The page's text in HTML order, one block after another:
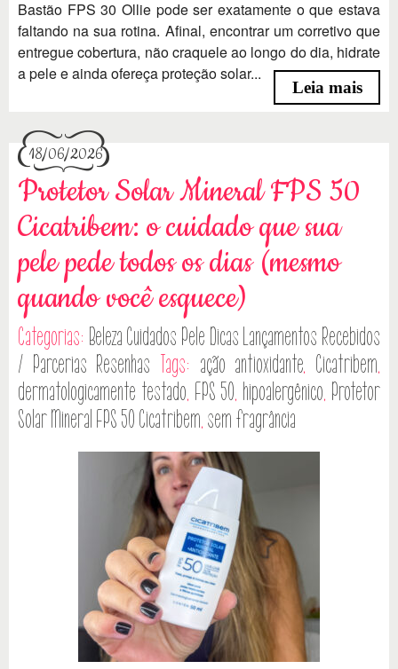
Bastão FPS 30 Ollie pode ser exatamente o que estava
faltando na sua rotina. Afinal, encontrar um corretivo que
entregue cobertura, não craquele ao longo do dia, hidrate
a pele e ainda ofereça proteção solar...
Leia mais
18/06/2026
Protetor Solar Mineral FPS 50
Cicatribem: o cuidado que sua
pele pede todos os dias (mesmo
quando você esquece)
Categorias: Beleza Cuidados Pele Dicas Lançamentos Recebidos
/ Parcerias Resenhas Tags: ação antioxidante, Cicatribem,
dermatologicamente testado, FPS 50, hipoalergênico, Protetor
Solar Mineral FPS 50 Cicatribem, sem fragrância